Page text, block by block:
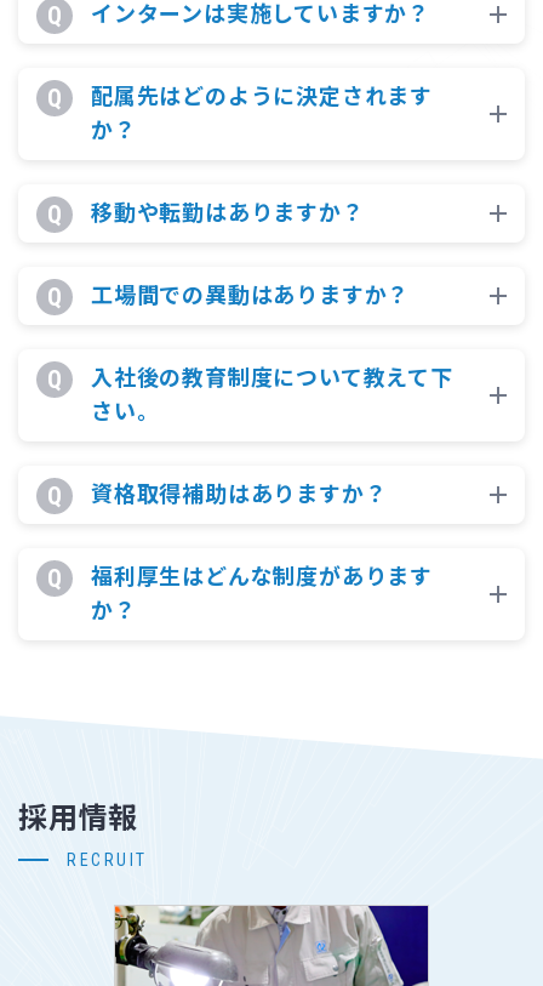
インターンは実施していますか？
配属先はどのように決定されます
か？
移動や転勤はありますか？
工場間での異動はありますか？
入社後の教育制度について教えて下
さい。
資格取得補助はありますか？
福利厚生はどんな制度があります
か？
採用情報
RECRUIT